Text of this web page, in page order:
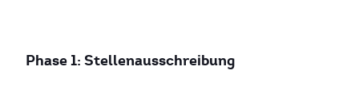
Phase 1: Stellenausschreibung